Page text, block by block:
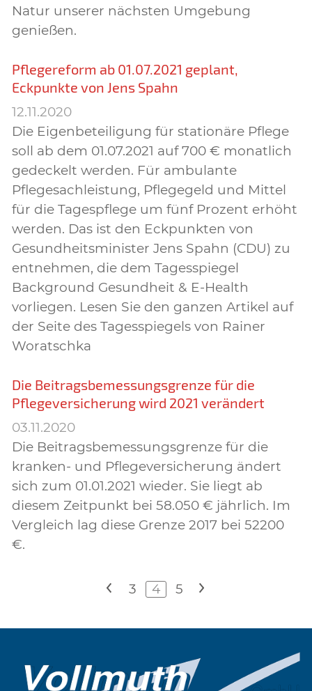
Natur unserer nächsten Umgebung
genießen.
Pflegereform ab 01.07.2021 geplant,
Eckpunkte von Jens Spahn
12.11.2020
Die Eigenbeteiligung für stationäre Pflege
soll ab dem 01.07.2021 auf 700 € monatlich
gedeckelt werden. Für ambulante
Pflegesachleistung, Pflegegeld und Mittel
für die Tagespflege um fünf Prozent erhöht
werden. Das ist den Eckpunkten von
Gesundheitsminister Jens Spahn (CDU) zu
entnehmen, die dem Tagesspiegel
Background Gesundheit & E-Health
vorliegen. Lesen Sie den ganzen Artikel auf
der Seite des Tagesspiegels von Rainer
Woratschka
Die Beitragsbemessungsgrenze für die
Pflegeversicherung wird 2021 verändert
03.11.2020
Die Beitragsbemessungsgrenze für die
kranken- und Pflegeversicherung ändert
sich zum 01.01.2021 wieder. Sie liegt ab
diesem Zeitpunkt bei 58.050 € jährlich. Im
Vergleich lag diese Grenze 2017 bei 52200
€.
< 3 4 5 >